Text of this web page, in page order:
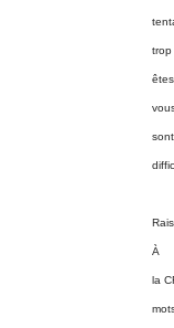
trop
À
la